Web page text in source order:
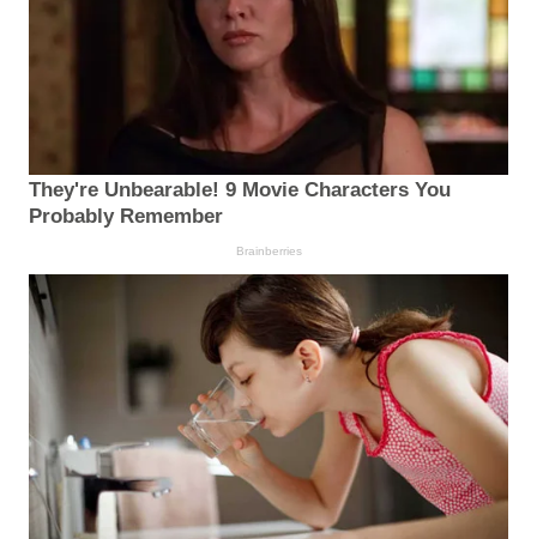
They're Unbearable! 9 Movie Characters You
Probably Remember
Brainberries